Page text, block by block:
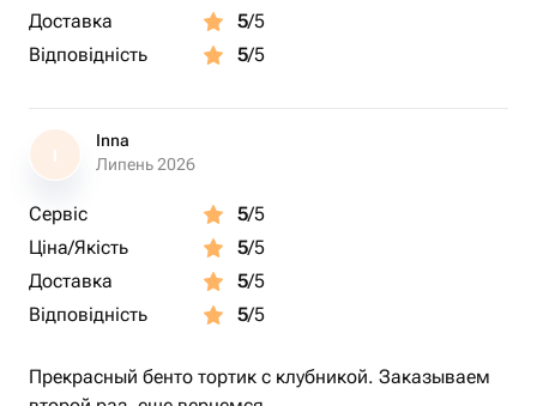
Доставка
5/5
Відповідність
5/5
I
Inna
Липень 2026
Сервіс 5/5
Ціна/Якість
5/5
Доставка
5/5
Відповідність
5/5
Прекрасный бенто тортик с клубникой. Заказываем